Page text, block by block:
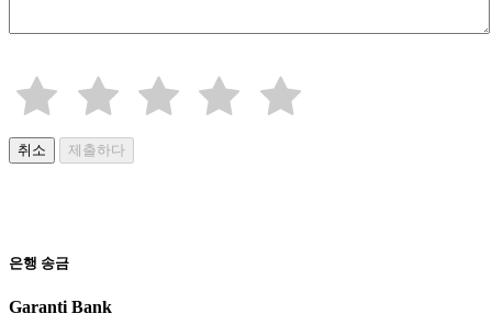
취소 제출하다
은행 송금
Garanti Bank